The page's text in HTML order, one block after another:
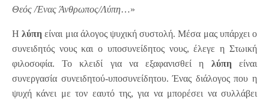
Θεός /Ένας Άνθρωπος/Λύπη…»
Ηλύπη είναι μια άλογος ψυχική συστολή. Μέσα μας υπάρχει ο
συνειδητός νους και ο υποσυνείδητος νους, έλεγε η Στωική
φιλοσοφία. Το κλειδί για να εξαφανισθεί η λύπη είναι
συνεργασία συνειδητού-υποσυνείδητου. Ένας διάλογος που η
ψυχή κάνει με τον εαυτό της, για να μπορέσει να συλλάβει